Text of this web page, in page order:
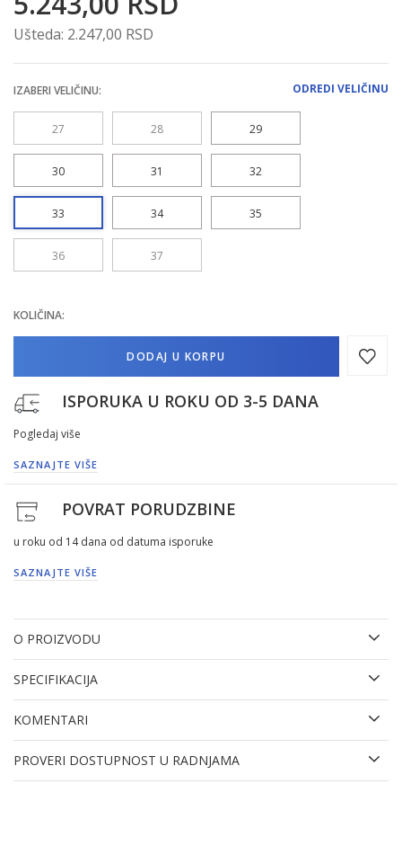
Ušteda: 2.247,00 RSD
ODREDI VELIČINU
IZABERI VELIČINU:
27 28 29
30 31 32
33 34 35
36 37
KOLIČINA:
DODAJ U KORPU
ISPORUKA U ROKU OD 3-5 DANA
Pogledaj više
SAZNAJTE VIŠE
POVRAT PORUDZBINE
u roku od 14 dana od datuma isporuke
SAZNAJTE VIŠE
O PROIZVODU
SPECIFIKACIJA
KOMENTARI
PROVERI DOSTUPNOST U RADNJAMA